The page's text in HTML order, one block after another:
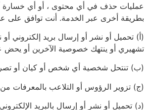
عمليات حذف في أي محتوى ، أو أي خسارة أو
بطريقة أخرى عبر الخدمة. أنت توافق على
(أ) تحميل أو نشر أو إرسال بريد إلكتروني
تشهيري أو ينتهك خصوصية الآخرين أو يحض
(ب) تنتحل شخصية أي شخص أو كيان أو
(ج) تزوير الرؤوس أو التلاعب بالمعرفات
(د) تحميل أو نشر أو إرسال بالبريد